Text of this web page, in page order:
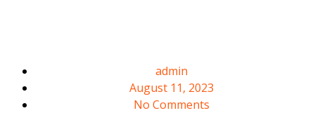
admin
August 11, 2023
No Comments